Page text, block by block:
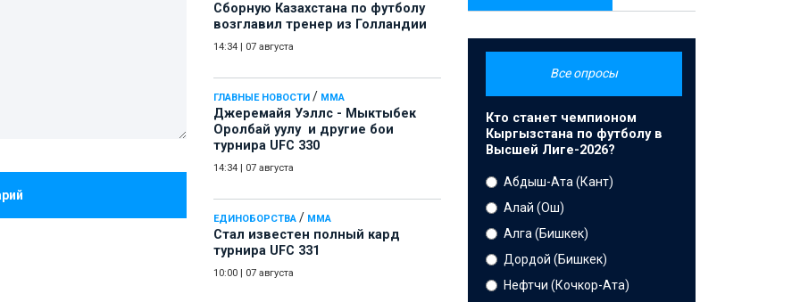
Сборную Казахстана по футболу
возглавил тренер из Голландии
14:34 07 августа
ГЛАВНЫЕ НОВОСТИ / ММА
Джеремайя Уэллс - Мыктыбек
Оролбай уулу и другие бои
турнира UFC 330
14:34 07 августа
ЕДИНОБОРСТВА / ММА
Стал известен полный кард
турнира UFC 331
10:00 07 августа
Все опросы
Кто станет чемпионом
Кыргызстана по футболу в
Высшей Лиге-2026?
Абдыш-Ата (Кант)
Алай (Ош)
Алга (Бишкек)
Дордой (Бишкек)
Нефтчи (Кочкор-Ата)